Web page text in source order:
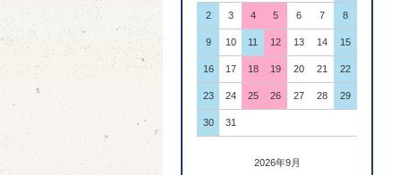
2 3 4 5 6 7 8
9 10 11 12 13 14 15
16 17 18 19 20 21 22
23 24 25 26 27 28 29
30 31
2026年9月